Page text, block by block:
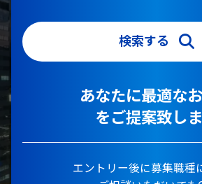
検索する
あなたに最適な
をご提案致し
エントリー後に募集職種